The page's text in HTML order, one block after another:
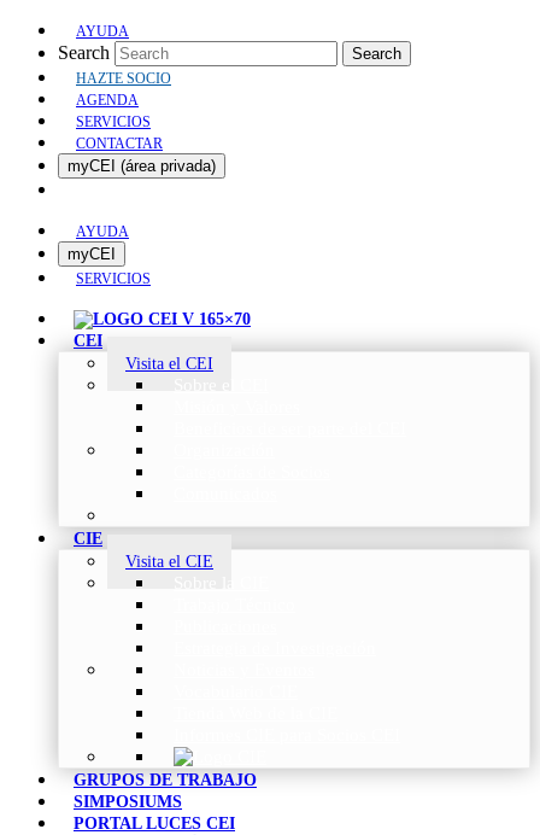
AYUDA
Search Search
HAZTE SOCIO
AGENDA
SERVICIOS
CONTACTAR
myCEI (área privada)
AYUDA
myCEI
SERVICIOS
CEI
Visita el CEI
CIE
Visita el CIE
GRUPOS DE TRABAJO
SIMPOSIUMS
PORTAL LUCES CEI